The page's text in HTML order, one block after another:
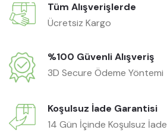
Tüm Alışverişlerde
Ücretsiz Kargo
%100 Güvenli Alışveriş
3D Secure Ödeme Yöntemi
Koşulsuz İade Garantisi
14 Gün İçinde Koşulsuz İade